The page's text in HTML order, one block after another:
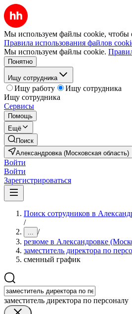
Мы используем файлы cookie, чтобы
Правила использования файлов
Мы используем файлы cookie.
Понятно
Ищу сотрудника
Ищу работу
Ищу сотрудника
Ищу сотрудника
Сервисы
Помощь
Ещё
Поиск
Александровка (Московская область)
Войти
Войти
Зарегистрироваться
Поиск сотрудников в
/
... /
резюме в Александровке
заместитель директора по
сменный график
заместитель директора по персоналу